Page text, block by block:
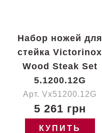
Набор ножей для
стейка Victorinox
Wood Steak Set
5.1200.12G
Арт. Vx51200.12G
5 261 грн
КУПИТЬ